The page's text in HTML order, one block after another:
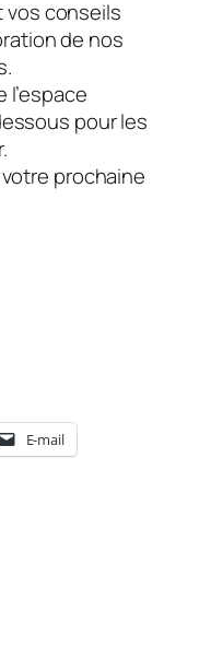
vos conseils
de nos
l’espace
pour les
prochaine
E-mail